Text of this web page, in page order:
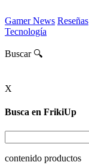
Gamer News Reseñas
Tecnología
Buscar 🔍
X
Busca en FrikiUp
contenido productos